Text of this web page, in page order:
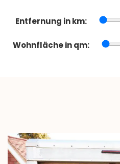
Entfernung in km:
Wohnfläche in qm: